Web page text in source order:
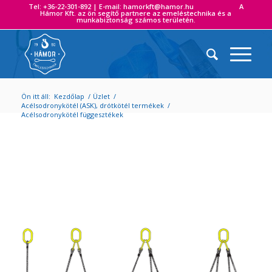
Tel: +36-22-301-892 | E-mail: hamorkft@hamor.hu A
Hámor Kft. az ön segítő partnere az emeléstechnika és a
munkabiztonság számos területén.
Ön itt áll: Kezdőlap / Üzlet /
Acélsodronykötél (ASK), drótkötél termékek /
Acélsodronykötél függesztékek